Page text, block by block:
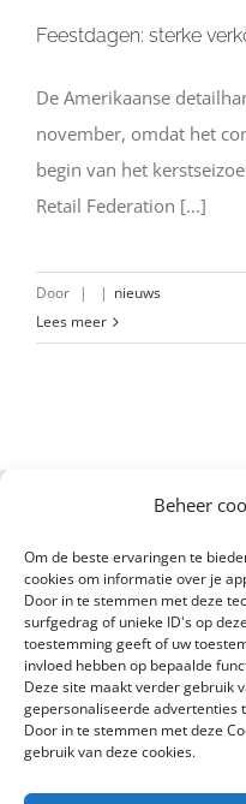
Beheer
Om de beste ervaringen te
cookies om informatie over je
Door in te stemmen met deze
surfgedrag of unieke ID's op
toestemming geeft of uw
invloed hebben op bepaalde
Deze site maakt verder gebruik
gepersonaliseerde advertenties
Door in te stemmen met deze
gebruik van deze cookies.
Feestdagen: sterke
De Amerikaanse
november, omdat het
begin van het
Retail Federation [...]
Door | | nieuws
Lees meer